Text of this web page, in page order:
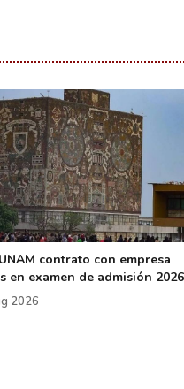
contrato con empresa
en examen de admisión 2026
2026